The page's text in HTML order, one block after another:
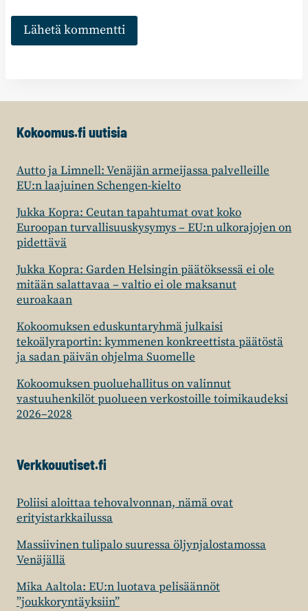
Kokoomus.fi uutisia
Autto ja Limnell: Venäjän armeijassa palvelleille
EU:n laajuinen Schengen-kielto
Jukka Kopra: Ceutan tapahtumat ovat koko
Euroopan turvallisuuskysymys – EU:n ulkorajojen on
pidettävä
Jukka Kopra: Garden Helsingin päätöksessä ei ole
mitään salattavaa – valtio ei ole maksanut
euroakaan
Kokoomuksen eduskuntaryhmä julkaisi
tekoälyraportin: kymmenen konkreettista päätöstä
ja sadan päivän ohjelma Suomelle
Kokoomuksen puoluehallitus on valinnut
vastuuhenkilöt puolueen verkostoille toimikaudeksi
2026–2028
Verkkouutiset.fi
Poliisi aloittaa tehovalvonnan, nämä ovat
erityistarkkailussa
Massiivinen tulipalo suuressa öljynjalostamossa
Venäjällä
Mika Aaltola: EU:n luotava pelisäännöt
”joukkoryntäyksiin”